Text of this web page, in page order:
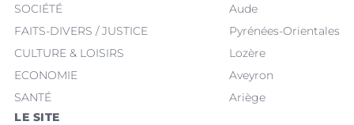
SOCIÉTÉ
FAITS-DIVERS / JUSTICE
CULTURE & LOISIRS
ECONOMIE
SANTÉ
Aude
Pyrénées-Orientales
Lozère
Aveyron
Ariège
LE SITE